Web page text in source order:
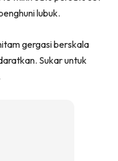
lubuk.
gergasi berskala
Sukar untuk